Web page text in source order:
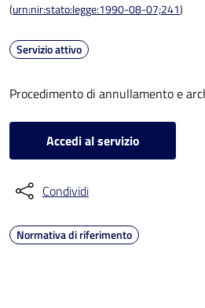
(urn:nir:stato:legge:1990-08-07;241)
Servizio attivo
Procedimento di annullamento e
Accedi al servizio
Condividi
Normativa di riferimento